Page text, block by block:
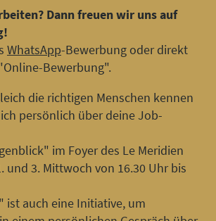
Dann freuen wir uns auf
WhatsApp-Bewerbung oder direkt
Bewerbung".
die richtigen Menschen kennen
persönlich über deine Job-
im Foyer des Le Meridien
und 3. Mittwoch von 16.30 Uhr bis
ist auch eine Initiative, um